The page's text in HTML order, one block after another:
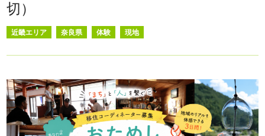
切）
近畿エリア 奈良県 体験 現地